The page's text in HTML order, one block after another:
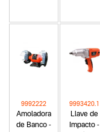
Amoladora
de Banco -
9992222
Llave de
Impacto -
9993420.1